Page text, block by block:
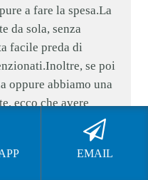
a fare la spesa.La
da sola, senza
facile preda di
se poi
oppure abbiamo una
ecco che avere
potrebbe anche
di atti vandalici.La
Porta Blindata Da
EMAIL